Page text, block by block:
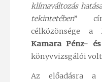
klímaváltozás
tekintetében”
célközönsége a
Kamara Pénz-
könyvvizsgálói
Az előadásra a